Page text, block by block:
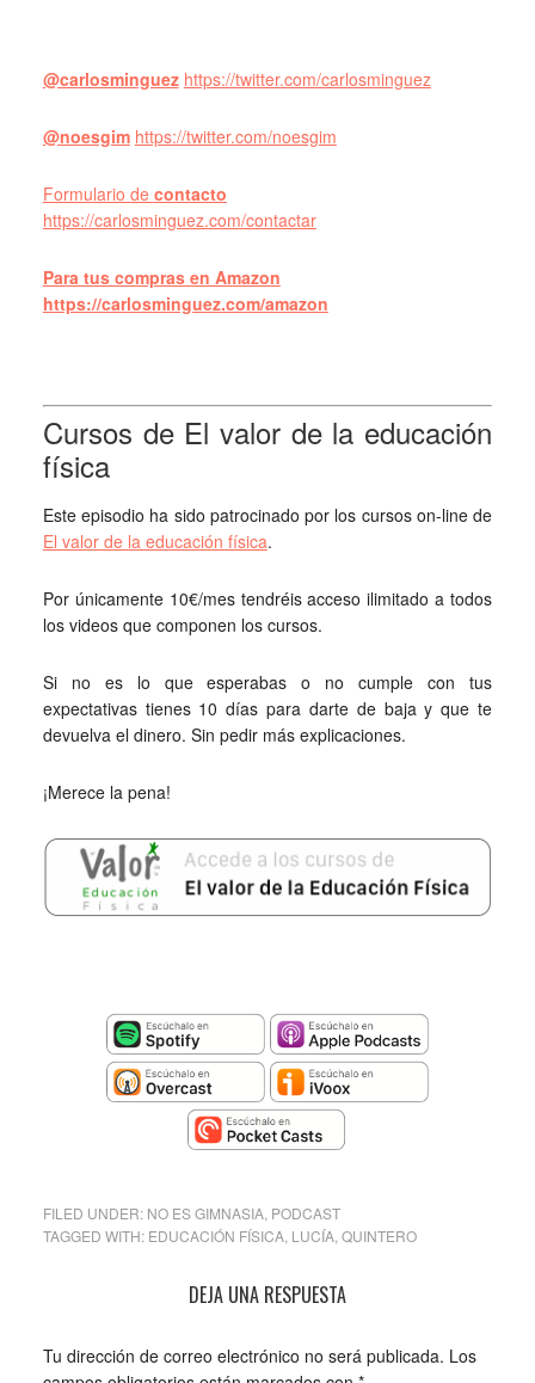
@carlosminguez https://twitter.com/carlosminguez
@noesgim https://twitter.com/noesgim
Formulario de contacto
https://carlosminguez.com/contactar
Para tus compras en Amazon
https://carlosminguez.com/amazon
Cursos de El valor de la educación
física
Este episodio ha sido patrocinado por los cursos on-line de
El valor de la educación física.
Por únicamente 10€/mes tendréis acceso ilimitado a todos
los videos que componen los cursos.
Si no es lo que esperabas o no cumple con tus
expectativas tienes 10 días para darte de baja y que te
devuelva el dinero. Sin pedir más explicaciones.
¡Merece la pena!
FILED UNDER: NO ES GIMNASIA, PODCAST
TAGGED WITH: EDUCACIÓN FÍSICA, LUCÍA, QUINTERO
DEJA UNA RESPUESTA
Tu dirección de correo electrónico no será publicada. Los